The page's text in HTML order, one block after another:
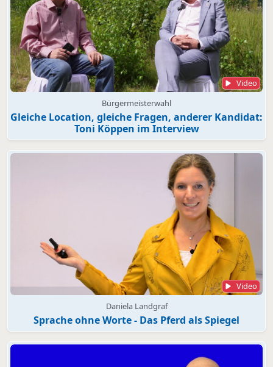
Video
Bürgermeisterwahl
Gleiche Location, gleiche Fragen, anderer Kandidat:
Toni Köppen im Interview
Video
Daniela Landgraf
Sprache ohne Worte - Das Pferd als Spiegel